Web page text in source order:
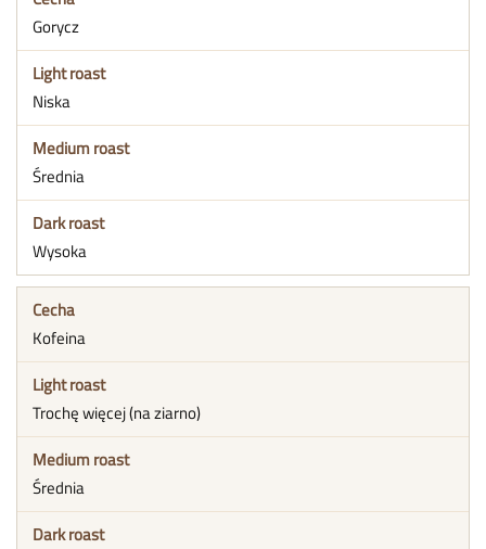
Gorycz
Niska
Średnia
Wysoka
Kofeina
Trochę więcej (na ziarno)
Średnia